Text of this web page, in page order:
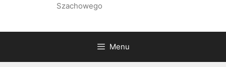
Szachowego
Menu